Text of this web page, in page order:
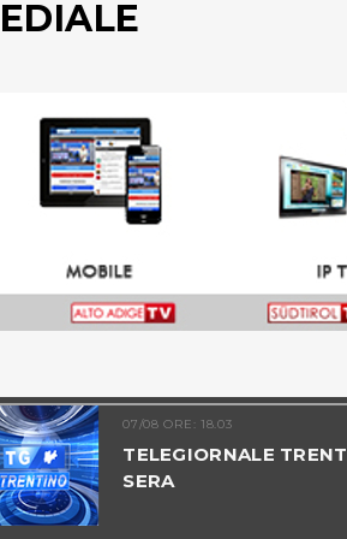
07/08 ORE: 18.03
TELEGIORNALE
SERA